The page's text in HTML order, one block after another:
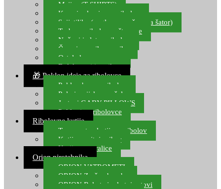
Majice (T-SHIRTS)
Kape i rukavice za ribolov
Svijetiljke (naglavne, ručne, za šator)
Torbe za ribolovne štapove
Noževi i alat za ribolov
Čamci za prihranu ribe
Ostala kamp oprema
Dalekozori i optika
🎁 Poklon ideje za ribolovce
Poklon bon za ribolov
Polarizacijske naočale
Jastuci GABY PILLOWS
Pokloni za ribolovce
Ribolovne kutije
Transportne kutije za ribolov
Kutije za sitni pribor
Kutije za varalice
Orion pirotehnika
ORION VATROMETI
ORION Zračne bombe
ORION Rakete i raketni setovi